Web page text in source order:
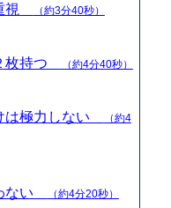
視 （約3分40秒）
枚持つ （約4分40秒）
は極力しない
（約4
ない （約4分20秒）